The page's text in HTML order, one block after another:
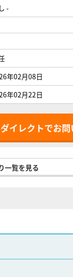
-
年02月08日
年02月22日
イレクトでお
一覧を見る